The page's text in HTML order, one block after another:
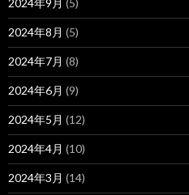
2024年8月 (5)
2024年7月 (8)
2024年6月 (9)
2024年5月 (12)
2024年4月 (10)
2024年3月 (14)